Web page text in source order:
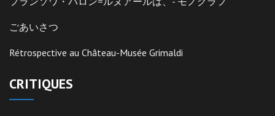
ごあいさつ
Rétrospective au Château-Musée Grimaldi
CRITIQUES